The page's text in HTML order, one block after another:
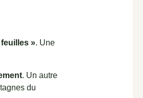
». Une
. Un autre
du